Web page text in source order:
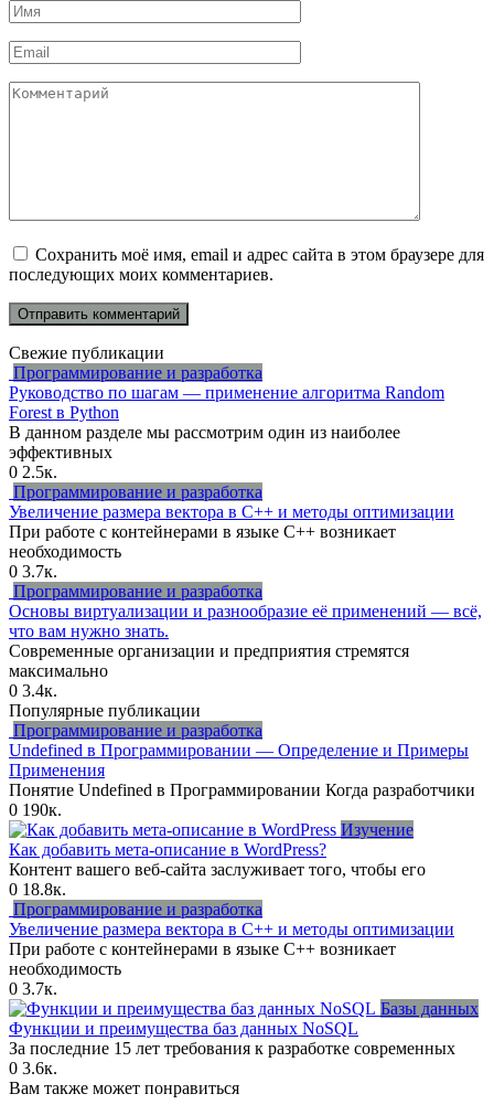
Имя
*
Email
*
Комментарий
Сохранить моё имя, email и адрес сайта в этом браузере для
последующих моих комментариев.
Свежие публикации
Программирование и разработка
Руководство по шагам — применение алгоритма Random
Forest в Python
В данном разделе мы рассмотрим один из наиболее
эффективных
0 2.5к.
Программирование и разработка
Увеличение размера вектора в C++ и методы оптимизации
При работе с контейнерами в языке C++ возникает
необходимость
0 3.7к.
Программирование и разработка
Основы виртуализации и разнообразие её применений — всё,
что вам нужно знать.
Современные организации и предприятия стремятся
максимально
0 3.4к.
Популярные публикации
Программирование и разработка
Undefined в Программировании — Определение и Примеры
Применения
Понятие Undefined в Программировании Когда разработчики
0 190к.
Изучение
Как добавить мета-описание в WordPress?
Контент вашего веб-сайта заслуживает того, чтобы его
0 18.8к.
Программирование и разработка
Увеличение размера вектора в C++ и методы оптимизации
При работе с контейнерами в языке C++ возникает
необходимость
0 3.7к.
Базы данных
Функции и преимущества баз данных NoSQL
За последние 15 лет требования к разработке современных
0 3.6к.
Вам также может понравиться